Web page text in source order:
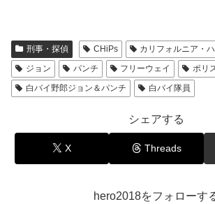
刑事・探偵 CHiPs
カリフォルニア・
ジョン
パンチ フリーウェイ
ポリ
白バイ野郎ジョン＆パンチ
白バイ隊員
シェアする
X Threads
hero2018をフォローす